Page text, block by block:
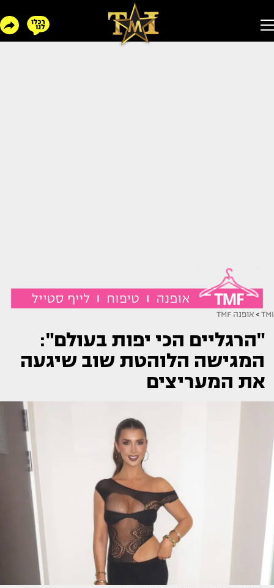
TMI
> אופנה TMF
"הרגליים הכי יפות בעולם":
המגישה הלוהטת שוב שיגעה
את המעריצים